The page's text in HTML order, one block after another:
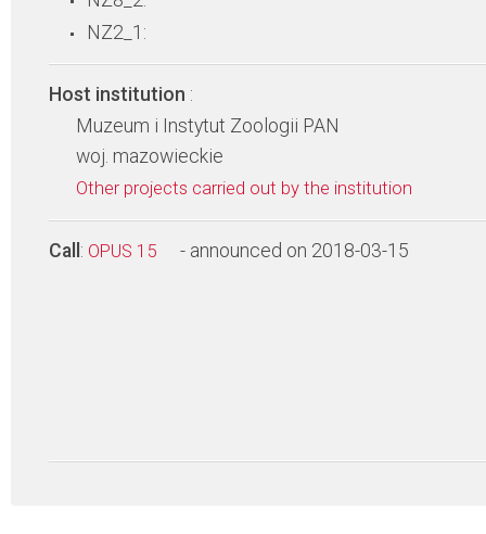
NZ2_1:
Host institution :
Muzeum i Instytut Zoologii PAN
woj. mazowieckie
Other projects carried out by the institution
Call : OPUS 15 - announced on 2018-03-15